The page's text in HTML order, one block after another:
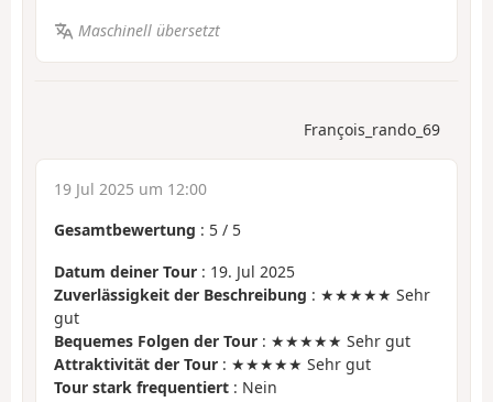
Maschinell übersetzt
François_rando_69
19 Jul 2025 um 12:00
Gesamtbewertung : 5 / 5
Datum deiner Tour : 19. Jul 2025
Zuverlässigkeit der Beschreibung : ★★★★★ Sehr
gut
Bequemes Folgen der Tour : ★★★★★ Sehr gut
Attraktivität der Tour : ★★★★★ Sehr gut
Tour stark frequentiert : Nein